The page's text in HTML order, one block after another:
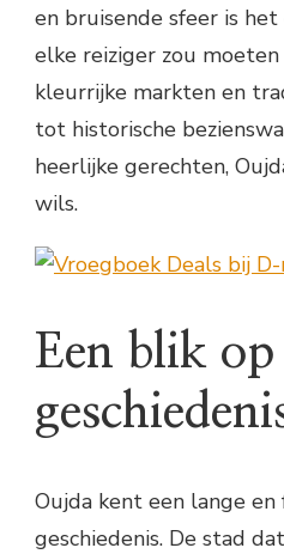
en bruisende sfeer is
elke reiziger zou moeten
kleurrijke markten en
tot historische
heerlijke gerechten,
wils.
Een blik op
Oujda kent een lange en
geschiedenis. De stad